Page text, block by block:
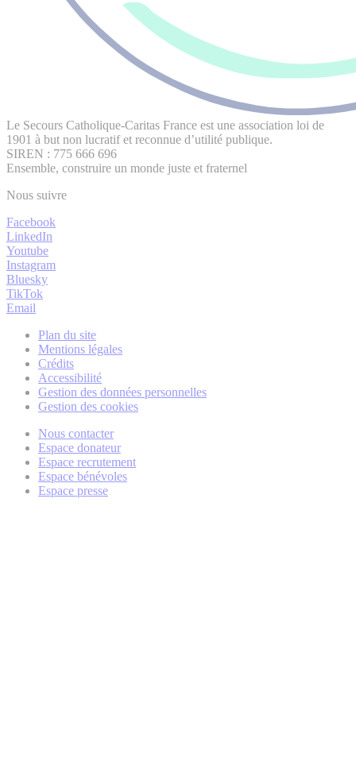
Le Secours Catholique-Caritas France est une association loi de
1901 à but non lucratif et reconnue d’utilité publique.
SIREN : 775 666 696
Ensemble, construire un monde juste et fraternel
Nous suivre
Facebook
LinkedIn
Youtube
Instagram
Bluesky
TikTok
Email
Plan du site
Mentions légales
Crédits
Accessibilité
Gestion des données personnelles
Gestion des cookies
Nous contacter
Espace donateur
Espace recrutement
Espace bénévoles
Espace presse